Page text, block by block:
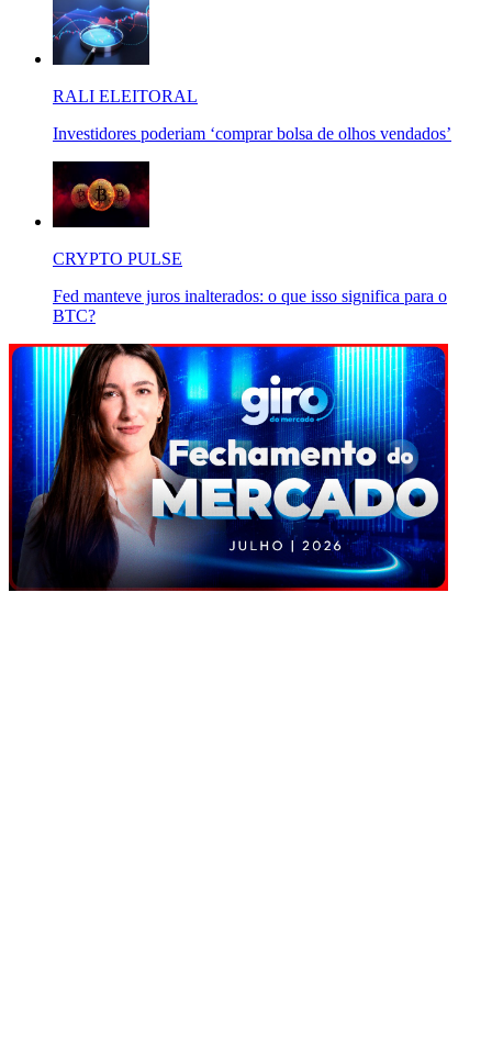
RALI ELEITORAL
Investidores poderiam ‘comprar bolsa de olhos vendados’
CRYPTO PULSE
Fed manteve juros inalterados: o que isso significa para o
BTC?